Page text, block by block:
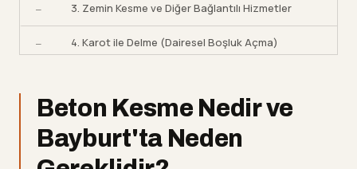
— 3. Zemin Kesme ve Diğer Bağlantılı Hizmetler
— 4. Karot ile Delme (Dairesel Boşluk Açma)
06
Elmas Karot ve Kesme Ekipmanlarında Teknik
Detaylar
Beton Kesme Nedir ve
Bayburt'ta Neden